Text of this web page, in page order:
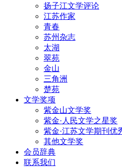
扬子江文学评论
江苏作家
青春
苏州杂志
太湖
翠苑
金山
三角洲
楚苑
文学奖项
紫金山文学奖
紫金·人民文学之星奖
紫金·江苏文学期刊优
其他文学奖
会员辞典
联系我们